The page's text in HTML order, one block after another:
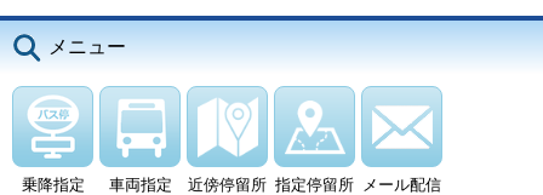
メニュー
乗降指定 車両指定 近傍停留所 指定停留所 メール配信